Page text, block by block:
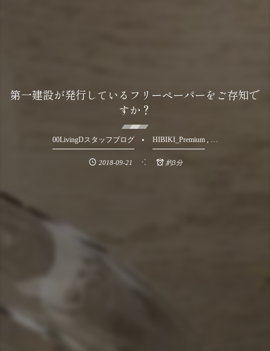
第一建設が発行しているフリーペーパーをご存知で
すか？
00LivingDスタッフブログ HIBIKI_Premium, …
2018-09-21 約3分